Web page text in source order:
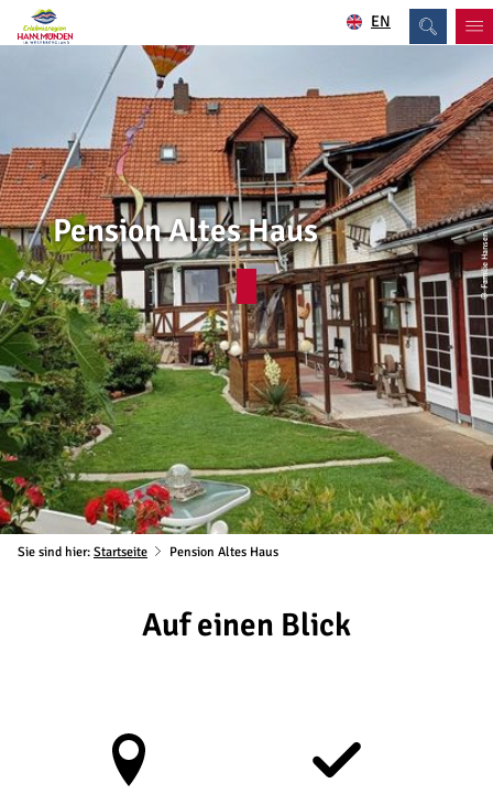
EN
© Familie Hansen
Pension Altes Haus
Sie sind hier: Startseite Pension Altes Haus
Auf einen Blick